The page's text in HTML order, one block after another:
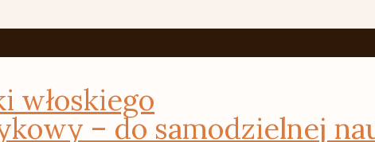
włoskiego
– do samodzielnej